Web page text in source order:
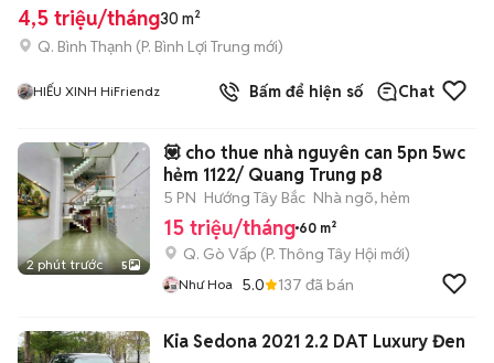
4,5 triệu/tháng30 m²
Q. Bình Thạnh (P. Bình Lợi Trung mới)
HIẾU XINH HiFriendz Bấm để hiện số Chat
2 phút trước 5
💟 cho thue nhà nguyên can 5pn 5wc
hẻm 1122/ Quang Trung p8
5 PN Hướng Tây Bắc Nhà ngõ, hẻm
15 triệu/tháng 60 m²
Q. Gò Vấp (P. Thông Tây Hội mới)
Như Hoa 5.0 137 đã bán
Kia Sedona 2021 2.2 DAT Luxury Đen